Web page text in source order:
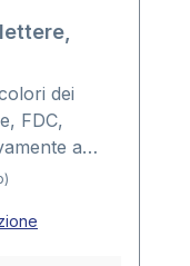
dei
FDC,
a